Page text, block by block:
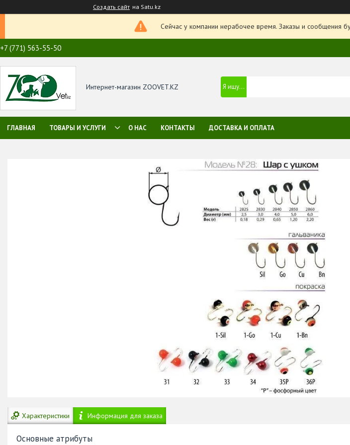
Создать сайт на Satu.kz
Сейчас у компании нерабочее время. Заказы и сообщения
+7 (771) 563-55-50
Интернет-магазин ZOOVET.KZ
ГЛАВНАЯ ТОВАРЫ И УСЛУГИ О НАС КОНТАКТЫ ДОСТАВКА И ОПЛАТА
Характеристики Информация для заказа
Основные атрибуты